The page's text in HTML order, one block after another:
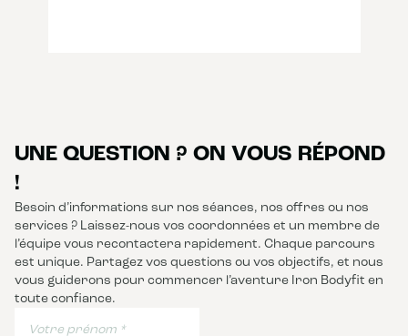
UNE QUESTION ? ON VOUS RÉPOND
!
Besoin d’informations sur nos séances, nos offres ou nos
services ? Laissez-nous vos coordonnées et un membre de
l’équipe vous recontactera rapidement. Chaque parcours
est unique. Partagez vos questions ou vos objectifs, et nous
vous guiderons pour commencer l’aventure Iron Bodyfit en
toute confiance.